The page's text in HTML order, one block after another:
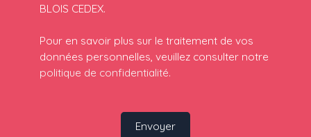
BLOIS CEDEX.
Pour en savoir plus sur le traitement de vos
données personnelles, veuillez consulter notre
politique de confidentialité.
Envoyer